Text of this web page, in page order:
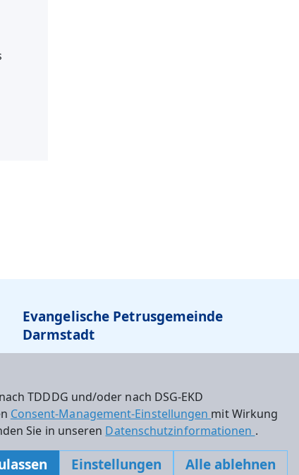
TDDDG und/oder nach DSG-EKD
Consent-Management-Einstellungen mit Wirkung
Sie in unseren Datenschutzinformationen .
Einstellungen Alle ablehnen
Evangelische Petrusgemeinde
Darmstadt
Am Kapellberg 2
Tel: 06151-63884
petrusgemeinde.darmstadt@ekhn.de